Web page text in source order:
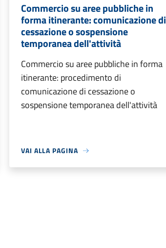
Commercio su aree pubbliche in
forma itinerante: comunicazione di
cessazione o sospensione
temporanea dell'attività
Commercio su aree pubbliche in forma
itinerante: procedimento di
comunicazione di cessazione o
sospensione temporanea dell'attività
VAI ALLA PAGINA